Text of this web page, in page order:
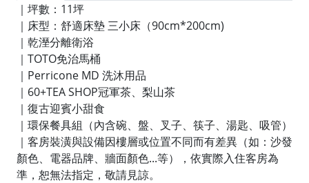
｜坪數：11坪
｜床型：舒適床墊 三小床（90cm*200cm)
｜乾溼分離衛浴
｜TOTO免治馬桶
｜Perricone MD 洗沐用品
｜60+TEA SHOP冠軍茶、梨山茶
｜復古迎賓小甜食
｜環保餐具組（內含碗、盤、叉子、筷子、湯匙、吸管）
｜客房裝潢與設備因樓層或位置不同而有差異（如：沙發
顏色、電器品牌、牆面顏色...等），依實際入住客房為
準，恕無法指定，敬請見諒。